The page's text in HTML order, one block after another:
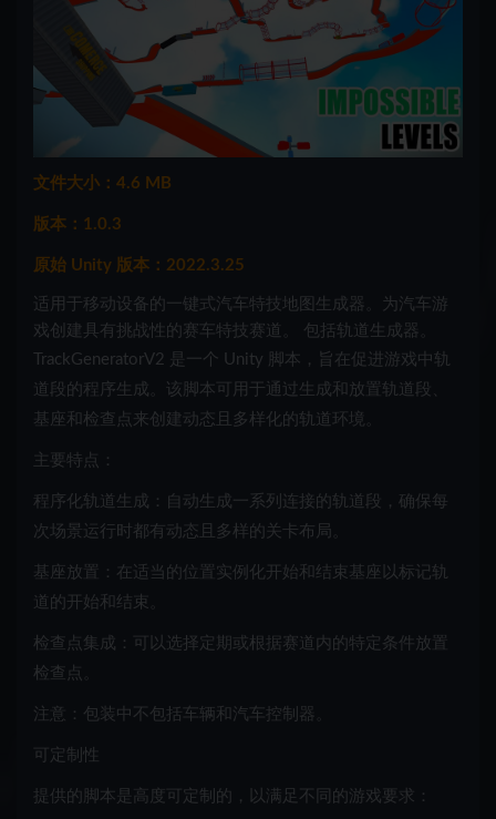
文件大小：4.6 MB
版本：1.0.3
原始 Unity 版本：2022.3.25
适用于移动设备的一键式汽车特技地图生成器。为汽车游
戏创建具有挑战性的赛车特技赛道。 包括轨道生成器。
TrackGeneratorV2 是一个 Unity 脚本，旨在促进游戏中轨
道段的程序生成。该脚本可用于通过生成和放置轨道段、
基座和检查点来创建动态且多样化的轨道环境。
主要特点：
程序化轨道生成：自动生成一系列连接的轨道段，确保每
次场景运行时都有动态且多样的关卡布局。
基座放置：在适当的位置实例化开始和结束基座以标记轨
道的开始和结束。
检查点集成：可以选择定期或根据赛道内的特定条件放置
检查点。
注意：包装中不包括车辆和汽车控制器。
可定制性
提供的脚本是高度可定制的，以满足不同的游戏要求：